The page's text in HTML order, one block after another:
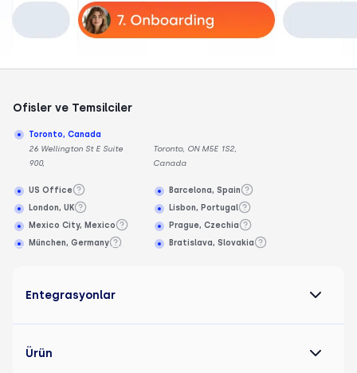
Ofisler ve Temsilciler
Toronto, Canada
26 Wellington St E Suite
900,
Toronto, ON M5E 1S2,
Canada
US Office
London, UK
Mexico City, Mexico
München, Germany
Barcelona, Spain
Lisbon, Portugal
Prague, Czechia
Bratislava, Slovakia
Entegrasyonlar
Ürün